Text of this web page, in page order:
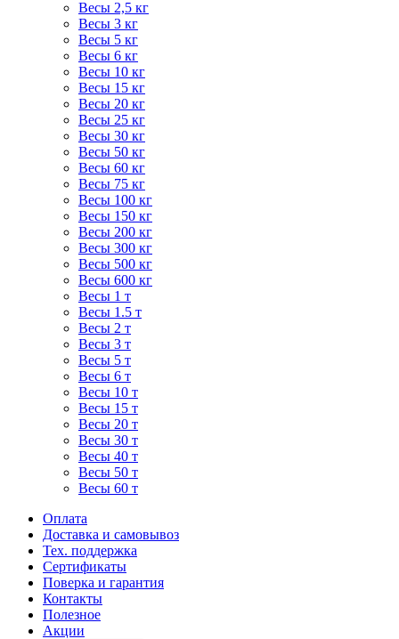
Весы 2,5 кг
Весы 3 кг
Весы 5 кг
Весы 6 кг
Весы 10 кг
Весы 15 кг
Весы 20 кг
Весы 25 кг
Весы 30 кг
Весы 50 кг
Весы 60 кг
Весы 75 кг
Весы 100 кг
Весы 150 кг
Весы 200 кг
Весы 300 кг
Весы 500 кг
Весы 600 кг
Весы 1 т
Весы 1.5 т
Весы 2 т
Весы 3 т
Весы 5 т
Весы 6 т
Весы 10 т
Весы 15 т
Весы 20 т
Весы 30 т
Весы 40 т
Весы 50 т
Весы 60 т
Оплата
Доставка и самовывоз
Тех. поддержка
Сертификаты
Поверка и гарантия
Контакты
Полезное
Акции